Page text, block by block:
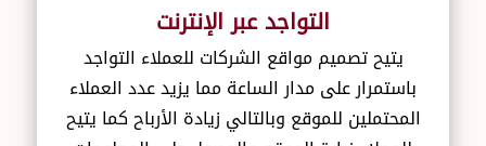
التواجد عبر الإنترنت
يتيح تصميم مواقع الشركات للعملاء التواجد
باستمرار على مدار الساعة مما يزيد عدد العملاء
المحتملين للموقع وبالتالي زيادة الأرباح كما يتيح